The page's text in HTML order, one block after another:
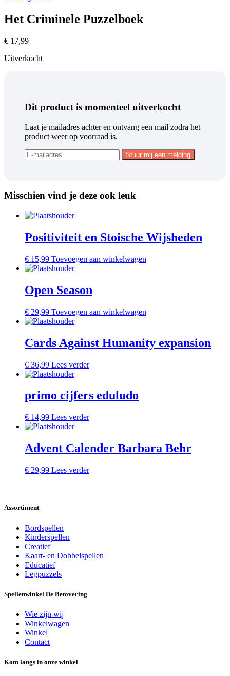
Het Criminele Puzzelboek
€ 17,99
Uitverkocht
Dit product is momenteel uitverkocht
Laat je mailadres achter en ontvang een mail zodra het
product weer op voorraad is.
Misschien vind je deze ook leuk
Positiviteit en Stoische Wijsheden
€ 15,99 Toevoegen aan winkelwagen
Open Season
€ 29,99 Toevoegen aan winkelwagen
Cards Against Humanity expansion
€ 36,99 Lees verder
primo cijfers eduludo
€ 14,99 Lees verder
Advent Calender Barbara Behr
€ 29,99 Lees verder
Assortiment
Bordspellen
Kinderspellen
Creatief
Kaart- en Dobbelspellen
Educatief
Legpuzzels
Spellenwinkel De Betover​ing
Wie zijn wij
Winkelwagen
Winkel
Contact
Kom langs in onze winkel